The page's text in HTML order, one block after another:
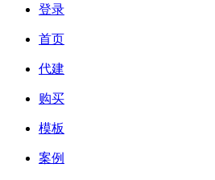
登录
首页
代建
购买
模板
案例